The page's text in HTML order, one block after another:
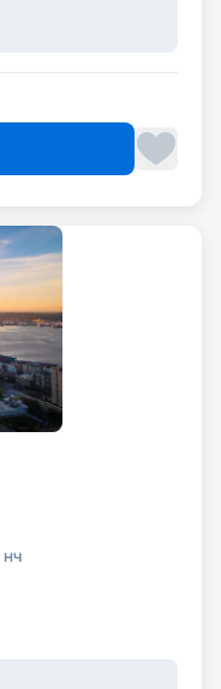
нч